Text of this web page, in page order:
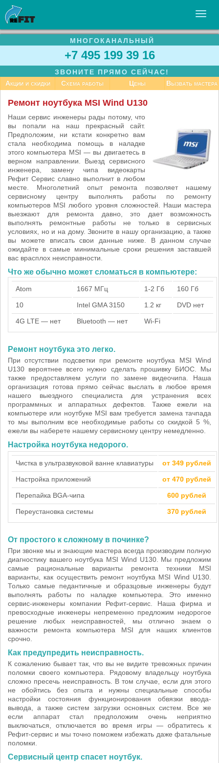
УСЛУГИ
БИЗНЕСУ
СТАТЬИ
МНОГОКАНАЛЬНЫЙ
+7 495 199 39 16
ЗВОНИТЕ ПРЯМО СЕЙЧАС!
Акции и скидки
Схема работы Цены Вызвать мастера
Ремонт ноутбука MSI Wind U130
Наши сервис инженеры рады потому, что
вы попали на наш прекрасный сайт.
Предположим, ни кстати конкретно вам
стала необходима помощь в наладке
этого компьютера MSI — вы двигаетесь в
верном направлении. Выезд сервисного
инженера, замену чипа видеокарты
Рефит Сервис славно выполнит в любом
месте. Многолетний опыт ремонта позволяет нашему
сервисному центру выполнять работы по ремонту
компьютеров MSI любого уровня сложностей. Наши мастера
выезжают для ремонта давно, это дает возможность
выполнять ремонтные работы не только в сервисных
условиях, но и на дому. Звоните в нашу организацию, а также
вы можете вписать свои данные ниже. В данном случае
ожидайте в самые минимальные сроки решения заставшей
вас врасплох неисправности.
Что же обычно может сломаться в компьютере:
Atom 1667 МГц 1-2 Гб 160 Гб
10 Intel GMA 3150 1.2 кг DVD нет
4G LTE — нет Bluetooth — нет Wi-Fi
Ремонт ноутбука это легко.
При отсутствии подсветки при ремонте ноутбука MSI Wind
U130 вероятнее всего нужно сделать прошивку БИОС. Мы
также предоставляем услуги по замене видеочипа. Наша
организация готова прямо сейчас выслать в любое время
нашего выездного специалиста для устранения всех
программных и аппаратных дефектов. Также ежели на
компьютере или ноутбуке MSI вам требуется замена тачпада
то мы выполним все необходимые работы со скидкой 5 %,
ежели вы наберете нашему сервисному центру немедленно.
Настройка ноутбука недорого.
Чистка в ультразвуковой ванне клавиатуры от 349 рублей
Настройка приложений от 470 рублей
Перепайка BGA-чипа 600 рублей
Переустановка системы 370 рублей
От простого к сложному в починке?
При звонке мы и знающие мастера всегда производим полную
диагностику вашего ноутбука MSI Wind U130. Мы предложим
самые рациональные варианты ремонта техники MSI
варианты, как осуществить ремонт ноутбука MSI Wind U130.
Только самые педантичные и образцовые инженеры будут
выполнять работы по наладке компьютера. Это именно
сервис-инженеры компании Рефит-сервис. Наша фирма и
превосходные инженеры непременно предложим недорогое
решение любых неисправностей, мы отлично знаем о
важности ремонта компьютера MSI для наших клиентов
срочно.
Как предупредить неисправность.
К сожалению бывает так, что вы не видите тревожных причин
поломки своего компьютера. Рядовому владельцу ноутбука
сложно пресечь неисправность. В том случае, если для этого
не обойтись без опыта и нужны специальные способы
настройки состояния функционирования обвязки ввода-
вывода, а также систем загрузки основных систем. Все же
если аппарат стал предположим очень неприятно
выключаться, отключается во время игры — обратитесь к
Рефит-сервис и мы точно поможем избежать даже фатальные
поломки.
Сервисный центр спасет ноутбук.